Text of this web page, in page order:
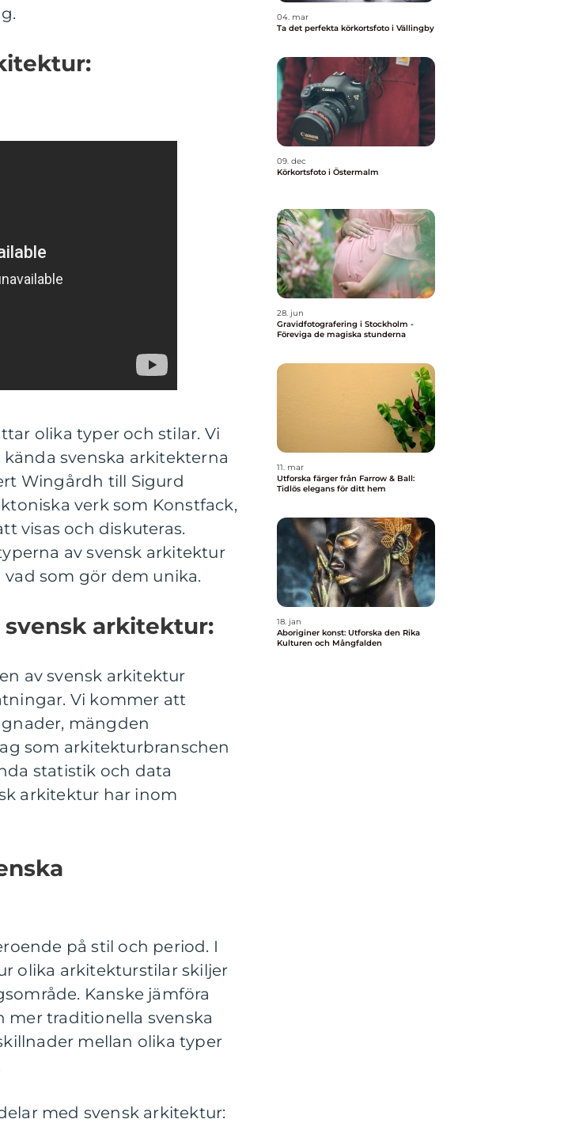
olika typer och stilar. Vi
svenska arkitekterna
Wingårdh till Sigurd
verk som Konstfack,
visas och diskuteras.
av svensk arkitektur
som gör dem unika.
arkitektur:
av svensk arkitektur
Vi kommer att
mängden
som arkitekturbranschen
statistik och data
arkitektur har inom
på stil och period. I
olika arkitekturstilar skiljer
Kanske jämföra
traditionella svenska
mellan olika typer
med svensk arkitektur:
04. mar
Ta det perfekta körkortsfoto i Vällingby
09. dec
Körkortsfoto i Östermalm
28. jun
Gravidfotografering i Stockholm -
Föreviga de magiska stunderna
11. mar
Utforska färger från Farrow & Ball:
Tidlös elegans för ditt hem
18. jan
Aboriginer konst: Utforska den Rika
Kulturen och Mångfalden